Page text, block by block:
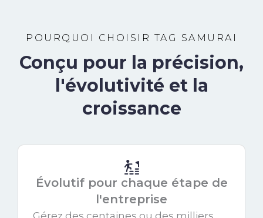
POURQUOI CHOISIR TAG SAMURAI
Conçu pour la précision,
l'évolutivité et la
croissance
Évolutif pour chaque étape de
l'entreprise
Gérez des centaines ou des milliers